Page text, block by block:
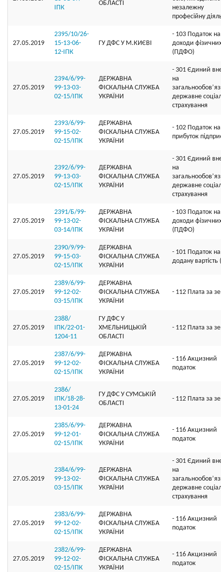
ІПК
ОБЛАСТI
незалежну
професійну
27.05.2019
2395/10/26-
15-13-06-
12-ІПК
ГУ ДФС У М.КИЄВI
- 103 Податок на
доходи
(ПДФО)
27.05.2019
2394/6/99-
99-13-03-
02-15/ІПК
ДЕРЖАВНА
ФІСКАЛЬНА СЛУЖБА
УКРАЇНИ
- 301 Єдиний
на
державне
страхування
27.05.2019
2393/6/99-
99-15-02-
02-15/ІПК
ДЕРЖАВНА
ФІСКАЛЬНА СЛУЖБА
УКРАЇНИ
- 102 Податок на
прибуток
27.05.2019
2392/6/99-
99-13-03-
02-15/ІПК
ДЕРЖАВНА
ФІСКАЛЬНА СЛУЖБА
УКРАЇНИ
- 301 Єдиний
на
державне
страхування
27.05.2019
2391/Б/99-
99-13-02-
03-14/ІПК
ДЕРЖАВНА
ФІСКАЛЬНА СЛУЖБА
УКРАЇНИ
- 103 Податок на
доходи
(ПДФО)
27.05.2019
2390/9/99-
99-15-03-
02-15/ІПК
ДЕРЖАВНА
ФІСКАЛЬНА СЛУЖБА
УКРАЇНИ
- 101 Податок на
додану
27.05.2019
2389/6/99-
99-12-02-
03-15/ІПК
ДЕРЖАВНА
ФІСКАЛЬНА СЛУЖБА
УКРАЇНИ
- 112 Плата за
27.05.2019
2388/
ІПК/22-01-
1204-11
ГУ ДФС У
ХМЕЛЬНИЦЬКIЙ
ОБЛАСТI
- 112 Плата за
27.05.2019
2387/6/99-
99-12-02-
02-15/ІПК
ДЕРЖАВНА
ФІСКАЛЬНА СЛУЖБА
УКРАЇНИ
- 116 Акцизний
податок
27.05.2019
2386/
ІПК/18-28-
13-01-24
ГУ ДФС У СУМСЬКIЙ
ОБЛАСТI
- 112 Плата за
27.05.2019
2385/6/99-
99-12-01-
02-15/ІПК
ДЕРЖАВНА
ФІСКАЛЬНА СЛУЖБА
УКРАЇНИ
- 116 Акцизний
податок
27.05.2019
2384/6/99-
99-13-02-
03-15/ІПК
ДЕРЖАВНА
ФІСКАЛЬНА СЛУЖБА
УКРАЇНИ
- 301 Єдиний
на
державне
страхування
27.05.2019
2383/6/99-
99-12-02-
02-15/ІПК
ДЕРЖАВНА
ФІСКАЛЬНА СЛУЖБА
УКРАЇНИ
- 116 Акцизний
податок
27.05.2019
2382/6/99-
99-12-02-
02-15/ІПК
ДЕРЖАВНА
ФІСКАЛЬНА СЛУЖБА
УКРАЇНИ
- 116 Акцизний
податок